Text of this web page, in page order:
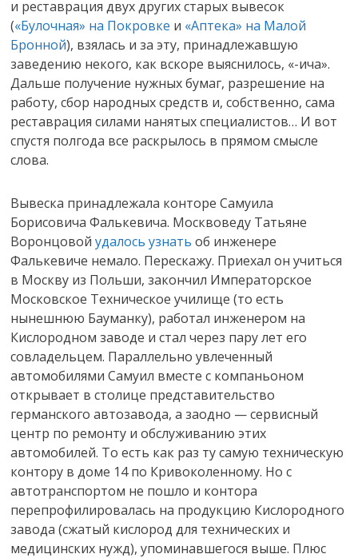
и реставрация двух других старых вывесок
(«Булочная» на Покровке и «Аптека» на Малой
Бронной), взялась и за эту, принадлежавшую
заведению некого, как вскоре выяснилось, «-ича».
Дальше получение нужных бумаг, разрешение на
работу, сбор народных средств и, собственно, сама
реставрация силами нанятых специалистов… И вот
спустя полгода все раскрылось в прямом смысле
слова.
Вывеска принадлежала конторе Самуила
Борисовича Фалькевича. Москвоведу Татьяне
Воронцовойудалось узнать об инженере
Фалькевиче немало. Перескажу. Приехал он учиться
в Москву из Польши, закончил Императорское
Московское Техническое училище (то есть
нынешнюю Бауманку), работал инженером на
Кислородном заводе и стал через пару лет его
совладельцем. Параллельно увлеченный
автомобилями Самуил вместе с компаньоном
открывает в столице представительство
германского автозавода, а заодно — сервисный
центр по ремонту и обслуживанию этих
автомобилей. То есть как раз ту самую техническую
контору в доме 14 по Кривоколенному. Но с
автотранспортом не пошло и контора
перепрофилировалась на продукцию Кислородного
завода (сжатый кислород для технических и
медицинских нужд), упоминавшегося выше. Плюс